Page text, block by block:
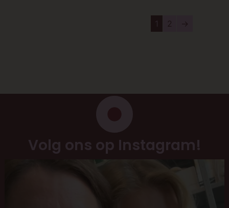
1 2 →
Volg ons op Instagram!